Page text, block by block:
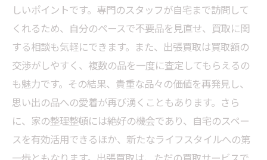
しいポイントです。専門のスタッフが自宅まで訪問して
くれるため、自分のペースで不要品を見直せ、買取に関
する相談も気軽にできます。また、出張買取は買取額の
交渉がしやすく、複数の品を一度に査定してもらえるの
も魅力です。その結果、貴重な品々の価値を再発見し、
思い出の品への愛着が再び湧くこともあります。さら
に、家の整理整頓には絶好の機会であり、自宅のスペー
スを有効活用できるほか、新たなライフスタイルへの第